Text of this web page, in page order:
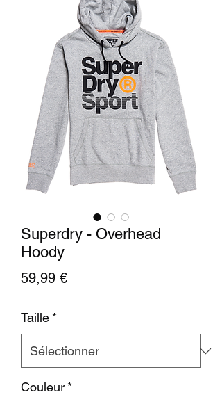
Superdry - Overhead
Hoody
59,99 €Prix
Taille *
Couleur *